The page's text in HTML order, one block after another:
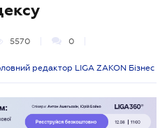
5570 0
редактор LIGA ZAKON Бізнес